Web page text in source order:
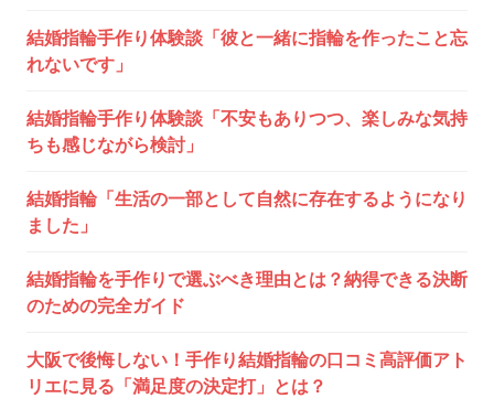
ン
結婚指輪手作り体験談「彼と一緒に指輪を作ったこと忘
れないです」
結婚指輪手作り体験談「不安もありつつ、楽しみな気持
ちも感じながら検討」
結婚指輪「生活の一部として自然に存在するようになり
ました」
結婚指輪を手作りで選ぶべき理由とは？納得できる決断
のための完全ガイド
大阪で後悔しない！手作り結婚指輪の口コミ高評価アト
リエに見る「満足度の決定打」とは？